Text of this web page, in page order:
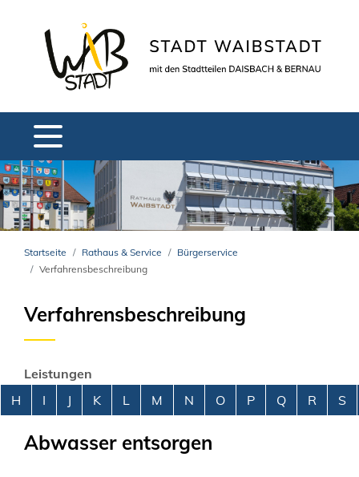
Startseite Rathaus & Service
Bürgerservice
Verfahrensbeschreibung
Verfahrensbeschreibung
Leistungen
Alphabetisches Register überspringen
H I J K L M N O P Q R S
Abwasser entsorgen